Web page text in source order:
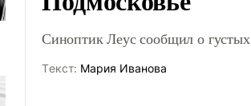
Синоптик Леус сообщил о
Tекст: Мария Иванова